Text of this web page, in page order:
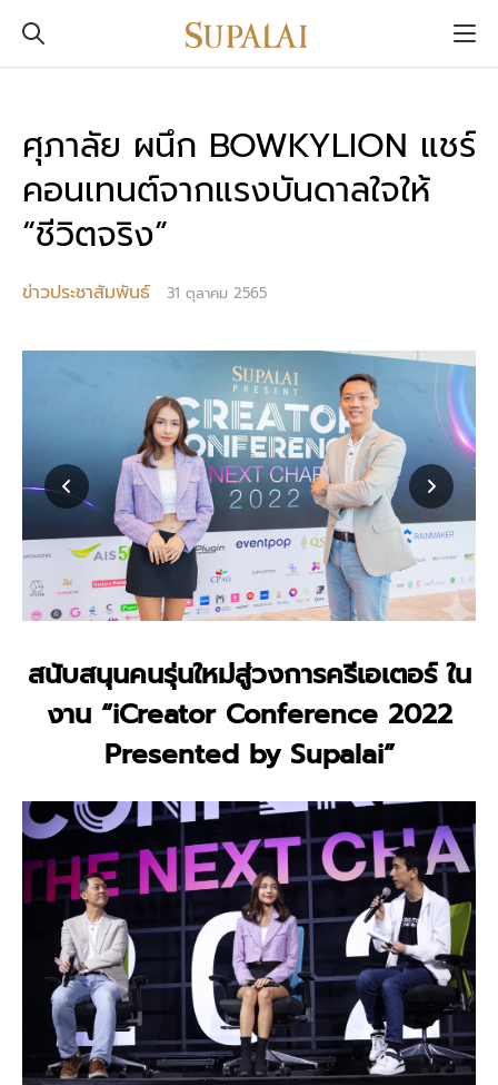
ศุภาลัย ผนึก BOWKYLION แชร์
คอนเทนต์จากแรงบันดาลใจให้
“ชีวิตจริง”
ข่าวประชาสัมพันธ์ 31 ตุลาคม 2565
สนับสนุนคนรุ่นใหม่สู่วงการครีเอเตอร์ ใน
งาน “iCreator Conference 2022
Presented by Supalai”